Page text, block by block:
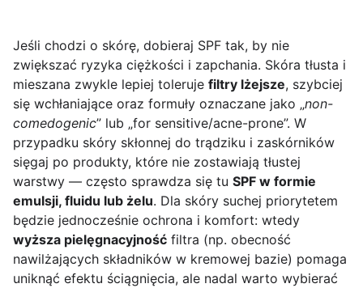
Jeśli chodzi o skórę, dobieraj SPF tak, by nie
zwiększać ryzyka ciężkości i zapchania. Skóra tłusta i
mieszana zwykle lepiej toleruje filtry lżejsze, szybciej
się wchłaniające oraz formuły oznaczane jako „non-
comedogenic” lub „for sensitive/acne-prone”. W
przypadku skóry skłonnej do trądziku i zaskórników
sięgaj po produkty, które nie zostawiają tłustej
warstwy — często sprawdza się tu SPF w formie
emulsji, fluidu lub żelu. Dla skóry suchej priorytetem
będzie jednocześnie ochrona i komfort: wtedy
wyższa pielęgnacyjność filtra (np. obecność
nawilżających składników w kremowej bazie) pomaga
uniknąć efektu ściągnięcia, ale nadal warto wybierać